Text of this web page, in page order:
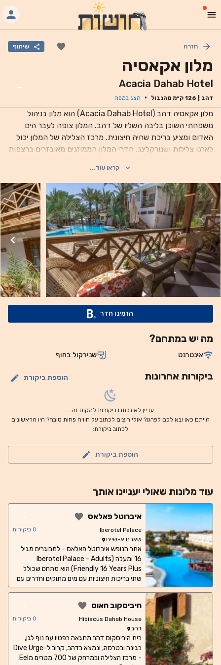
חזרה שיתוף
מלון אקאסיה
Acacia Dahab Hotel
דהב 126 ק״מ מהגבול · הצג במפה
-
מלון אקאסיה דהב (Acacia Dahab Hotel) הוא מלון בניהול
משפחתי השוכן בליבה השליו של דהב. המלון צופה לעבר הים
האדום ומציע בריכת שחיה חיצונית. מרכז הצלילה של המלון יכול
לארגן צלילות ושנורקלינג. חדרי המלון הממוזגים מאובזרים ברצפות
Sahara Restaurant and Grill מגישה מנות מהמטבח המזרח
תיכוני ומנות פיוז'ן ים תיכוניות. תוכלו ליהנות ממשקה באווירה
קלילה בטרקלין הקוקטיילים Mazaj Cocktail Lounge, המציע
הופעות מוזיקה חיה וג'ז אוריינטלי, כמו גם שולחנות ביליארד. המלון
נמצא במרחק שעת נסיעה מנמל התעופה הבינלאומי של שארם א
שייח' (Sharm el Sheikh International Airport). דלפק
הקבלה של המלון, הפתוח 24 שעות ביממה, יכול לארגן שירותי
הסעות מ/ אל נמל התעופה.
קראו עוד...
הזמינו חדר
מה יש במתחם?
אינטרנט שנירקול בחוף
ביקורות אחרונות הוספת ביקורת
עדיין לא נכתבו ביקורות למקום זה...
הייתם כאן ובא לכם לפרגן? אולי רוצים לכתוב על חוויה פחות טובה? היו הראשונים
לכתוב ביקורת:
הוספת ביקורת
עוד מלונות שאולי יעניינו אותך
איברוטל פאלאס
Iberotel Palace
שארם א-שייח
-
0 ביקורות
אתר הנופש איברוטל פאלאס - למבוגרים מגיל
16 ומעלה (Iberotel Palace - Adults
Friendly 16 Years Plus) הוא מתחם שכולל
שתי בריכות חיצוניות עם מים מתוקים וחדרים עם
מרפסות שמשקיפות למפרץ שארם אל-מאיה
שירות הפלגות לחוף אלמוגים. כל חדרי האירוח
כוללים מרפסת או טרסה פרטית ומרוהטת עם נוף
של הבריכה, הים או הגינה. חדרים מחוברים
וחדרים נגישים זמינים על פי בקשה. ב-8
המסעדות והברים שבאתר תוכלו ליהנות ממנות
בינלאומיות ומבידור לילי. תוכלו לבחור בין
היביסקוב האוס
Hibiscus Dahab House
דהב
-
0 ביקורות
בית היביסקוס דהב מתגאה בפטיו עם נוף לגן,
בגינה ובטרסה, ונמצא בדהב, קרוב ל-Dive Urge
- מרכז הצלילה ובמרחק של 700 מטרים מEel